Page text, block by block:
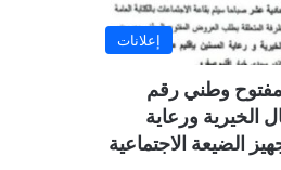
إعلانات
وطني رقم
الخيرية ورعاية
الضيعة الاجتماعية